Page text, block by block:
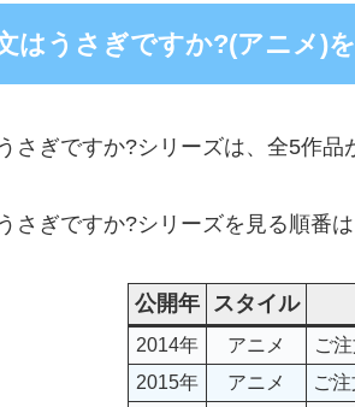
はうさぎですか?(アニメ)
さぎですか?シリーズは、全5作品
さぎですか?シリーズを見る順番
公開年 スタイル
2014年 アニメ ご
2015年
アニメ ご